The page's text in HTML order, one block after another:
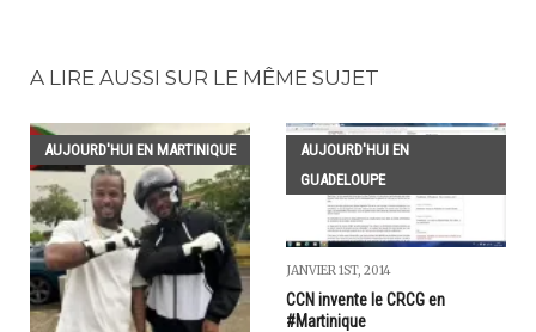
A LIRE AUSSI SUR LE MÊME SUJET
AUJOURD'HUI EN MARTINIQUE
AUJOURD'HUI EN
GUADELOUPE
JANVIER 1ST, 2014
CCN invente le CRCG en
#Martinique